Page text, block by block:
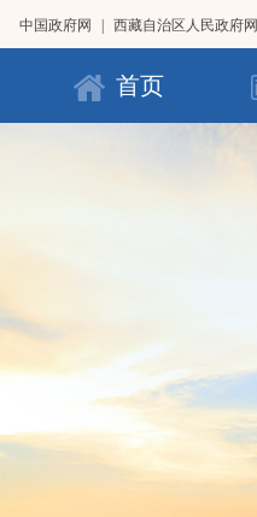
中国政府网 西藏自治区人民政府网
首页